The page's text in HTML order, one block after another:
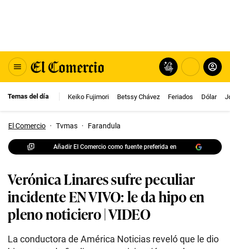
Temas del día Keiko Fujimori Betssy Chávez Feriados Dólar
El Comercio · Tvmas · Farandula
Añadir El Comercio como fuente preferida en
Verónica Linares sufre peculiar
incidente EN VIVO: le da hipo en
pleno noticiero | VIDEO
La conductora de América Noticias reveló que le dio